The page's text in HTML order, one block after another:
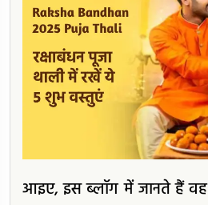
आइए, इस ब्लॉग में जानते हैं